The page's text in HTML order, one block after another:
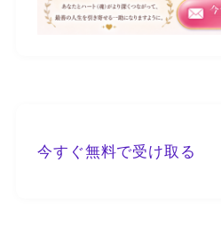
今すぐ無料で受け取る